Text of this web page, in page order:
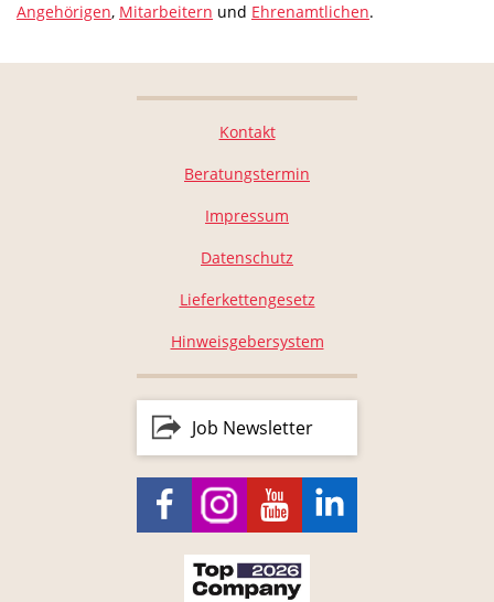
Angehörigen, Mitarbeitern und Ehrenamtlichen.
Kontakt
Beratungstermin
Impressum
Datenschutz
Lieferkettengesetz
Hinweisgebersystem
Job Newsletter